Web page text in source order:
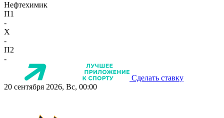
Нефтехимик
П1
-
X
-
П2
-
Сделать ставку
20 сентября 2026, Вс, 00:00